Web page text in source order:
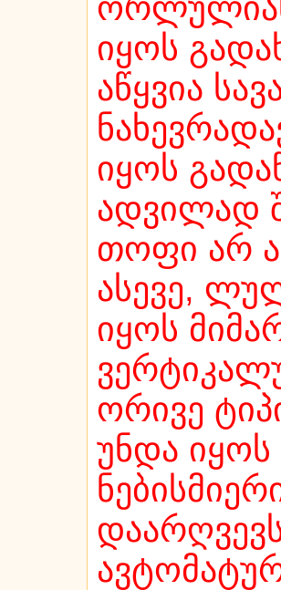
იყოს
აწყვია
იყოს
ადვილად
თოფი არ
ასევე,
იყოს
ორივე
უნდა იყოს